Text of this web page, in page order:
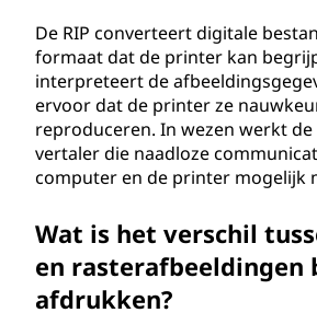
De RIP converteert digitale
formaat dat de printer kan
interpreteert de
ervoor dat de printer ze
reproduceren. In wezen werkt de
vertaler die naadloze
computer en de printer mogelijk
Wat is het verschil
en rasterafbeeldingen
afdrukken?